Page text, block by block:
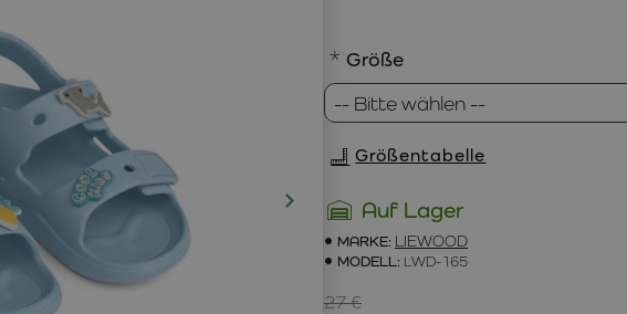
Auf Lager
MARKE: LIEWOOD
MODELL: LWD-165
27 €
Größe
Größentabelle